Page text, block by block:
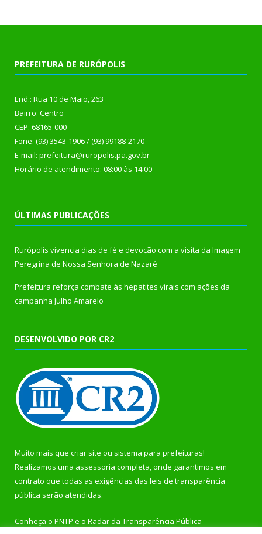
PREFEITURA DE RURÓPOLIS
End.: Rua 10 de Maio, 263
Bairro: Centro
CEP: 68165-000
Fone: (93) 3543-1906 / (93) 99188-2170
E-mail: prefeitura@ruropolis.pa.gov.br
Horário de atendimento: 08:00 às 14:00
ÚLTIMAS PUBLICAÇÕES
Rurópolis vivencia dias de fé e devoção com a visita da Imagem
Peregrina de Nossa Senhora de Nazaré
Prefeitura reforça combate às hepatites virais com ações da
campanha Julho Amarelo
DESENVOLVIDO POR CR2
Muito mais que criar site ou sistema para prefeituras!
Realizamos uma assessoria completa, onde garantimos em
contrato que todas as exigências das leis de transparência
pública serão atendidas.
Conheça o PNTP e o Radar da Transparência Pública